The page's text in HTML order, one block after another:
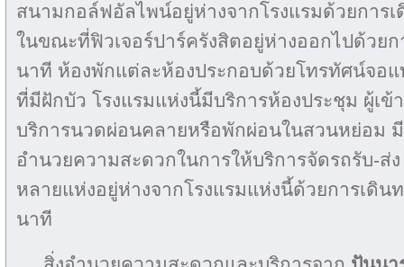
สนามกอล์ฟอัลไพน์อยู่ห่างจากโรงแรมด้วยการ
ในขณะที่ฟิวเจอร์ปาร์ครังสิตอยู่ห่างออกไปด้วย
นาที ห้องพักแต่ละห้องประกอบด้วยโทรทัศน์จอ
ที่มีฝักบัว โรงแรมแห่งนี้มีบริการห้องประชุม ผู้เข้
บริการนวดผ่อนคลายหรือพักผ่อนในสวนหย่อม
อำนวยความสะดวกในการให้บริการจัดรถรับ-ส่
หลายแห่งอยู่ห่างจากโรงแรมแห่งนี้ด้วยการเดิน
นาที